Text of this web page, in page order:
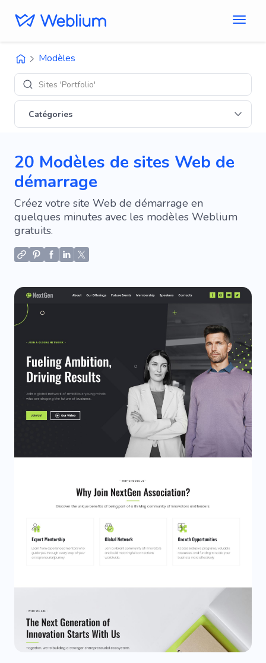
Modèles
Designs '
Catégories
20 Modèles de sites Web de
démarrage
Créez votre site Web de démarrage en
quelques minutes avec les modèles Weblium
gratuits.